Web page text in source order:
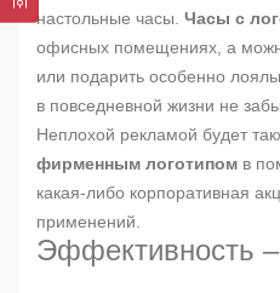
настольные часы. Часы с
офисных помещениях, а
или подарить особенно
в повседневной жизни не
Неплохой рекламой будет
фирменным логотипом в
какая-либо корпоративная
применений.
Эффективность –